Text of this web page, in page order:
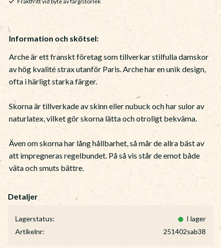
Lagerstatus
I lager
Artikelnr
251402sab38
Information och skötsel:
Arche är ett franskt företag som tillverkar stilfulla damskor
av hög kvalité strax utanför Paris. Arche har en unik design,
ofta i härligt starka färger.
Skorna är tillverkade av skinn eller nubuck och har sulor av
naturlatex, vilket gör skorna lätta och otroligt bekväma.
Även om skorna har lång hållbarhet, så mår de allra bäst av
att impregneras regelbundet. På så vis står de emot både
väta och smuts bättre.